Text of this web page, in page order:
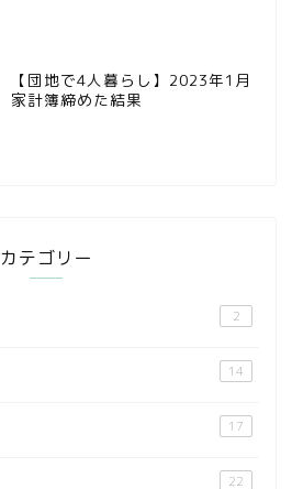
【団地で4人暮らし】2023年1月
家計簿締めた結果
カテゴリー
2
14
17
22